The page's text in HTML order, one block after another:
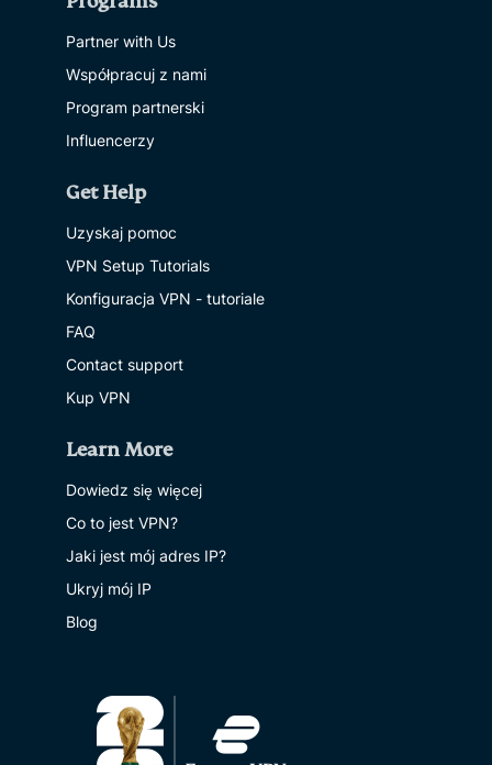
Partner with Us
Współpracuj z nami
Program partnerski
Influencerzy
Get Help
Uzyskaj pomoc
VPN Setup Tutorials
Konfiguracja VPN - tutoriale
FAQ
Contact support
Kup VPN
Learn More
Dowiedz się więcej
Co to jest VPN?
Jaki jest mój adres IP?
Ukryj mój IP
Blog